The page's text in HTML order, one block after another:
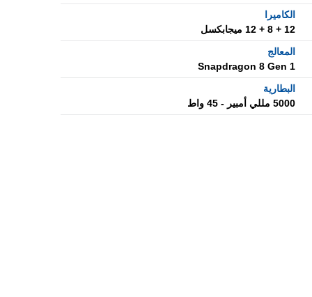
الكاميرا
12 + 8 + 12 ميجابكسل
المعالج
Snapdragon 8 Gen 1
البطارية
5000 مللي أمبير - 45 واط